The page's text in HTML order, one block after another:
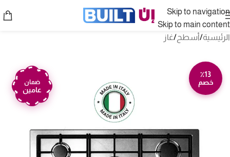
Skip to navigation
Skip to main content
الرئيسية/أسطح/غاز
٪13
خصم
ضمان
عامين